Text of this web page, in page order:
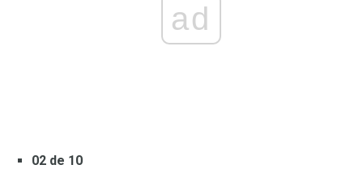
ad
02 de 10